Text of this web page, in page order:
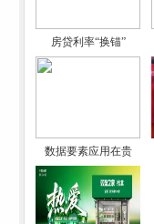
房贷利率“换锚”
数据要素应用在贵